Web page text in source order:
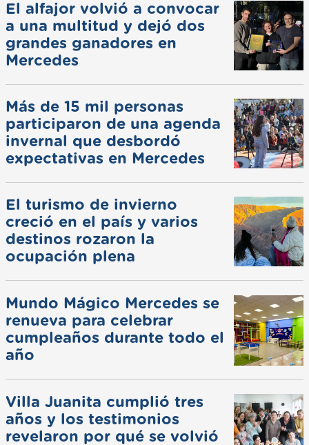
El alfajor volvió a convocar
a una multitud y dejó dos
grandes ganadores en
Mercedes
Más de 15 mil personas
participaron de una agenda
invernal que desbordó
expectativas en Mercedes
El turismo de invierno
creció en el país y varios
destinos rozaron la
ocupación plena
Mundo Mágico Mercedes se
renueva para celebrar
cumpleaños durante todo el
año
Villa Juanita cumplió tres
años y los testimonios
revelaron por qué se volvió